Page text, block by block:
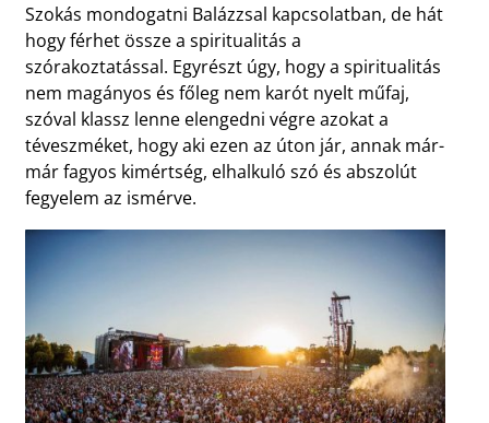
Szokás mondogatni Balázzsal kapcsolatban, de hát
hogy férhet össze a spiritualitás a
szórakoztatással. Egyrészt úgy, hogy a spiritualitás
nem magányos és főleg nem karót nyelt műfaj,
szóval klassz lenne elengedni végre azokat a
téveszméket, hogy aki ezen az úton jár, annak már-
már fagyos kimértség, elhalkuló szó és abszolút
fegyelem az ismérve.